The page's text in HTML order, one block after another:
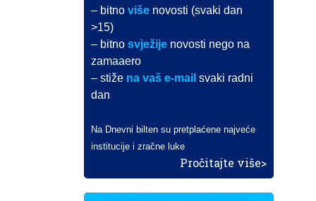
– bitnoviše novosti (svaki dan
>15)
– bitnosvježije novosti nego na
zamaaero
– stiže na vaš e-mail svaki radni
dan
Na Dnevni bilten su pretplaćene najveće
institucije i zračne luke
Pročitajte više>